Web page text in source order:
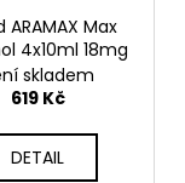
ARAMAX Max
4x10ml 18mg
skladem
619 Kč
DETAIL